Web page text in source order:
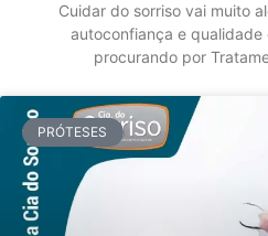
Cuidar do sorriso vai muito
autoconfiança e
procurando por
PRÓTESES